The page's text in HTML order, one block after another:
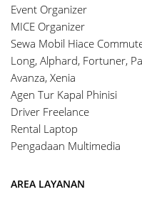
Event Organizer
MICE Organizer
Sewa Mobil Hiace
Long, Alphard, Fortuner,
Avanza, Xenia
Agen Tur Kapal Phinisi
Driver Freelance
Rental Laptop
Pengadaan Multimedia
AREA LAYANAN